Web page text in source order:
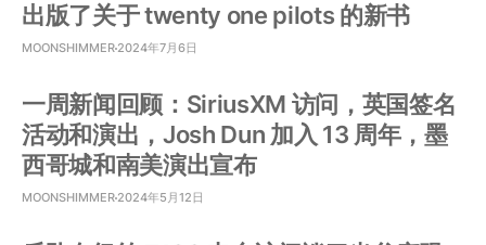
出版了关于 twenty one pilots 的新书
MOONSHIMMER 2024年7月6日
一周新闻回顾：SiriusXM 访问，英国签名
活动和演出，Josh Dun 加入 13 周年，墨
西哥城和南美演出宣布
MOONSHIMMER 2024年5月12日